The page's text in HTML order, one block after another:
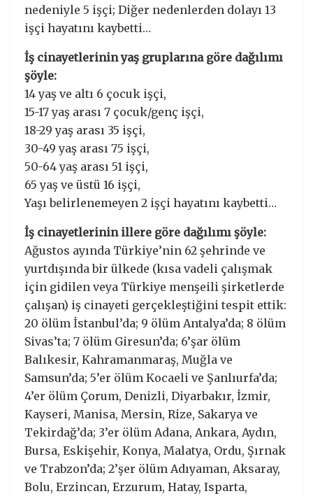
nedeniyle 5 işçi; Diğer nedenlerden dolayı 13
işçi hayatını kaybetti…
İş cinayetlerinin yaş gruplarına göre dağılımı
şöyle:
14 yaş ve altı 6 çocuk işçi,
15-17 yaş arası 7 çocuk/genç işçi,
18-29 yaş arası 35 işçi,
30-49 yaş arası 75 işçi,
50-64 yaş arası 51 işçi,
65 yaş ve üstü 16 işçi,
Yaşı belirlenemeyen 2 işçi hayatını kaybetti…
İş cinayetlerinin illere göre dağılımı şöyle:
Ağustos ayında Türkiye’nin 62 şehrinde ve
yurtdışında bir ülkede (kısa vadeli çalışmak
için gidilen veya Türkiye menşeili şirketlerde
çalışan) iş cinayeti gerçekleştiğini tespit ettik:
20 ölüm İstanbul’da; 9 ölüm Antalya’da; 8 ölüm
Sivas’ta; 7 ölüm Giresun’da; 6’şar ölüm
Balıkesir, Kahramanmaraş, Muğla ve
Samsun’da; 5’er ölüm Kocaeli ve Şanlıurfa’da;
4’er ölüm Çorum, Denizli, Diyarbakır, İzmir,
Kayseri, Manisa, Mersin, Rize, Sakarya ve
Tekirdağ’da; 3’er ölüm Adana, Ankara, Aydın,
Bursa, Eskişehir, Konya, Malatya, Ordu, Şırnak
ve Trabzon’da; 2’şer ölüm Adıyaman, Aksaray,
Bolu, Erzincan, Erzurum, Hatay, Isparta,